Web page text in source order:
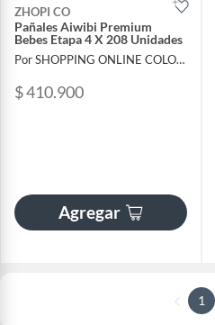
ZHOPI CO
Pañales Aiwibi Premium
Bebes Etapa 4 X 208 Unidades
Por SHOPPING ONLINE COLOMBIA SAS
$ 410.900
Agregar
1